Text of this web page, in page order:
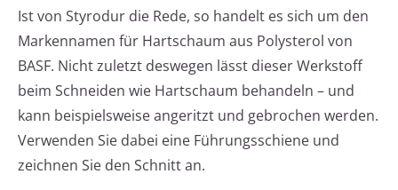
Ist von Styrodur die Rede, so handelt es sich um den
Markennamen für Hartschaum aus Polysterol von
BASF. Nicht zuletzt deswegen lässt dieser Werkstoff
beim Schneiden wie Hartschaum behandeln – und
kann beispielsweise angeritzt und gebrochen werden.
Verwenden Sie dabei eine Führungsschiene und
zeichnen Sie den Schnitt an.